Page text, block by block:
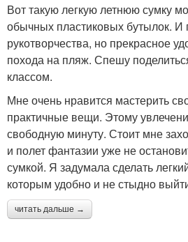
Вот такую легкую летнюю сумку
обычных пластиковых бутылок. И
рукотворчества, но прекрасное
похода на пляж. Спешу
классом.
Мне очень нравится мастерить
практичные вещи. Этому
свободную минуту. Стоит мне
и полет фантазии уже не
сумкой. Я задумала сделать
которым удобно и не стыдно
читать дальше →